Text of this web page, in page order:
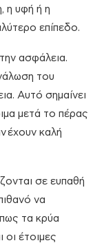
η υφή ή η
επίπεδο.
την ασφάλεια.
του
. Αυτό σημαίνει
μετά το πέρας
έχουν καλή
σε ευπαθή
να
τα κρύα
οι έτοιμες